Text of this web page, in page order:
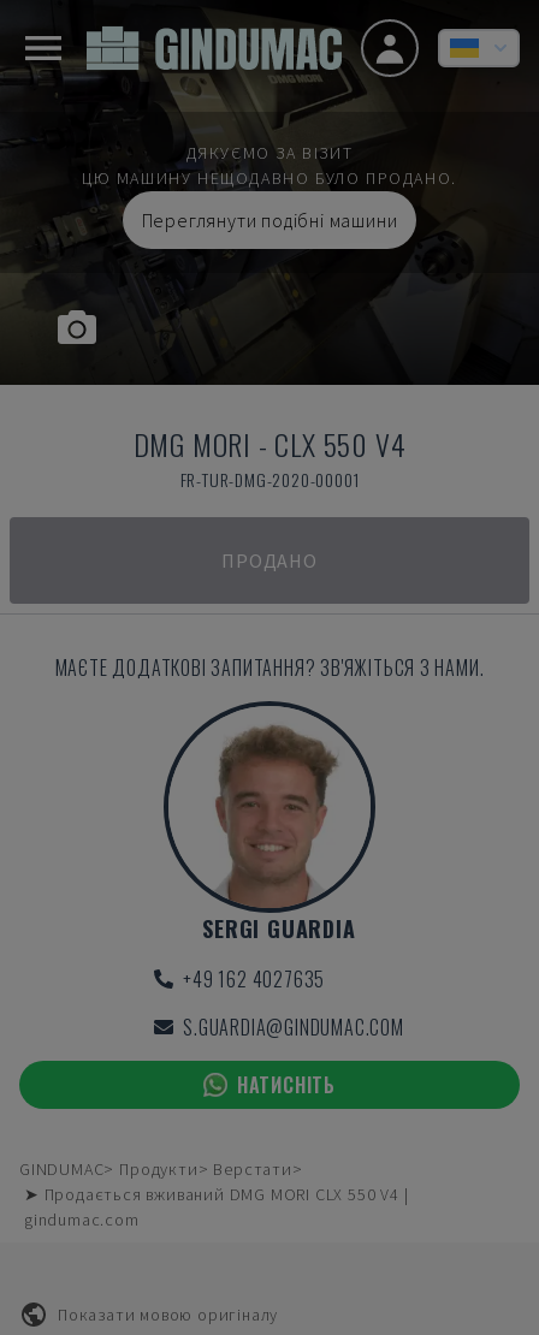
ДЯКУЄМО ЗА ВІЗИТ
ЦЮ МАШИНУ НЕЩОДАВНО БУЛО ПРОДАНО.
Переглянути подібні машини
DMG MORI - CLX 550 V4
FR-TUR-DMG-2020-00001
ПРОДАНО
МАЄТЕ ДОДАТКОВІ ЗАПИТАННЯ? ЗВ'ЯЖІТЬСЯ З НАМИ.
SERGI GUARDIA
+49 162 4027635
S.GUARDIA@GINDUMAC.COM
НАТИСНІТЬ
GINDUMAC Продукти
Верстати
➤ Продається вживаний DMG MORI CLX 550 V4 |
gindumac.com
Показати мовою оригіналу